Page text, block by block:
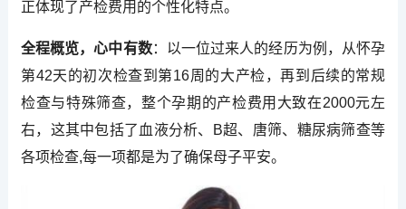
正体现了产检费用的个性化特点。
全程概览，心中有数：以一位过来人的经历为例，从怀孕
第42天的初次检查到第16周的大产检，再到后续的常规
检查与特殊筛查，整个孕期的产检费用大致在2000元左
右，这其中包括了血液分析、B超、唐筛、糖尿病筛查等
各项检查,每一项都是为了确保母子平安。